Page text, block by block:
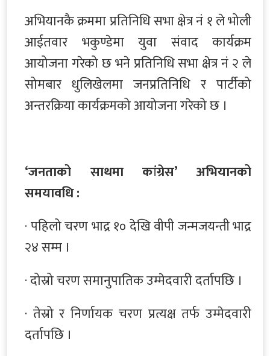
अभियानकै क्रममा प्रतिनिधि सभा क्षेत्र नं १ ले भोली
आईतवार भकुण्डेमा युवा संवाद कार्यक्रम
आयोजना गरेको छ भने प्रतिनिधि सभा क्षेत्र नं २ ले
सोमबार धुलिखेलमा जनप्रतिनिधि र पार्टीको
अन्तरक्रिया कार्यक्रमको आयोजना गरेको छ ।
‘जनताको साथमा कांग्रेस’अभियानको
समयावधि :
· पहिलो चरण भाद्र १० देखि वीपी जन्मजयन्ती भाद्र
२४ सम्म ।
· दोस्रो चरण समानुपातिक उम्मेदवारी दर्तापछि ।
· तेस्रो र निर्णायक चरण प्रत्यक्ष तर्फ उम्मेदवारी
दर्तापछि ।